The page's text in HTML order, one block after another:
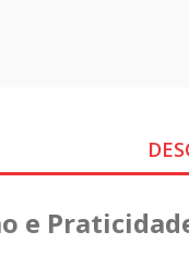
e